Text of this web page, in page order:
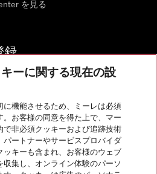
を見る
録
ーに関する現在の設
に機能させるため、ミーレは必須
。お客様の同意を得た上で、マー
で非必須クッキーおよび追跡技術
パートナーやサービスプロバイダ
ッキーも含まれ、お客様のウェブ
集し、オンライン体験のパーソ